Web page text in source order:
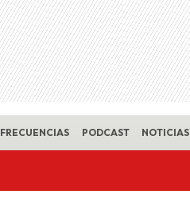
FRECUENCIAS PODCAST NOTICIAS